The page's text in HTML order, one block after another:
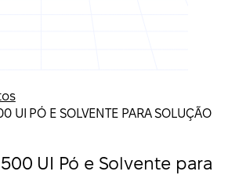
UI PÓ E SOLVENTE PARA SOLUÇÃO
500 UI Pó e Solvente para